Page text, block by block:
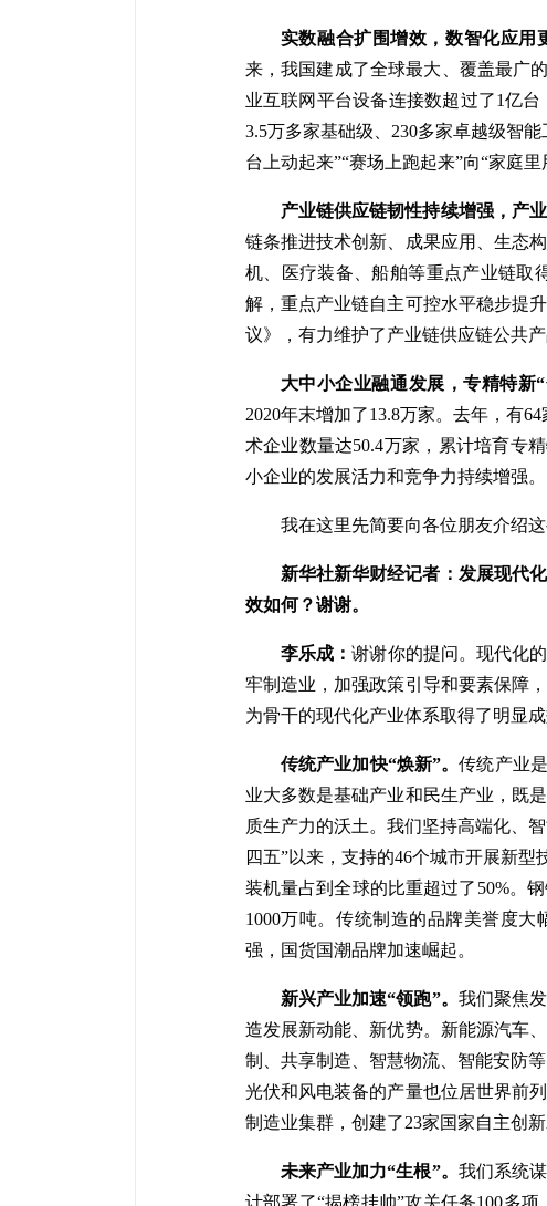
实数融合扩围增效，数智化应用
来，我国建成了全球最大、覆盖最广
业互联网平台设备连接数超过了1亿
3.5万多家基础级、230多家卓越级智
台上动起来”“赛场上跑起来”向“家庭里
产业链供应链韧性持续增强，产业
链条推进技术创新、成果应用、生态
机、医疗装备、船舶等重点产业链取
解，重点产业链自主可控水平稳步提
议》，有力维护了产业链供应链公共
大中小企业融通发展，专精特新
2020年末增加了13.8万家。去年，有
术企业数量达50.4万家，累计培育专
小企业的发展活力和竞争力持续增强。
我在这里先简要向各位朋友介绍
新华社新华财经记者：发展现代
效如何？谢谢。
李乐成：谢谢你的提问。现代化
牢制造业，加强政策引导和要素保障
为骨干的现代化产业体系取得了明显
传统产业加快“焕新”。传统产业
业大多数是基础产业和民生产业，既
质生产力的沃土。我们坚持高端化、
四五”以来，支持的46个城市开展新
装机量占到全球的比重超过了50%。
1000万吨。传统制造的品牌美誉度
强，国货国潮品牌加速崛起。
新兴产业加速“领跑”。 我们聚焦
造发展新动能、新优势。新能源汽车
制、共享制造、智慧物流、智能安防
光伏和风电装备的产量也位居世界前
制造业集群，创建了23家国家自主创新
未来产业加力“生根”。 我们系统
计部署了“揭榜挂帅”攻关任务100多